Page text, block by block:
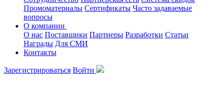
Промоматериалы Сертификаты Часто задаваемые
вопросы
О компании
О нас Поставщики Партнеры Разработки Статьи
Награды Для СМИ
Контакты
Зарегистрироваться Войти